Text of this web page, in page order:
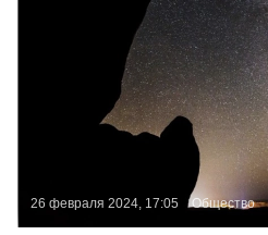
26 февраля 2024, 17:05 Общество